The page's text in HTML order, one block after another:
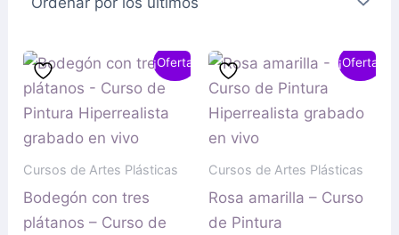
¡Oferta!
Cursos de Artes Plásticas
Bodegón con tres
plátanos – Curso de
El
original
era:
199,90 €.
El
precio
actual
es:
¡Oferta!
Cursos de Artes Plásticas
Rosa amarilla – Curso
de Pintura
El
original
era:
199,90 €.
El
precio
es: